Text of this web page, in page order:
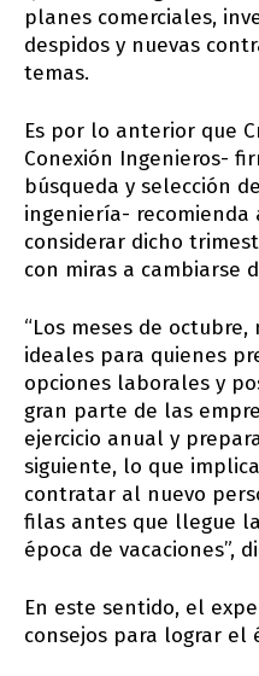
planes comerciales,
despidos y nuevas
temas.
Es por lo anterior que
Conexión Ingenieros-
búsqueda y selección
ingeniería- recomienda
considerar dicho
con miras a cambiarse
“Los meses de
ideales para quienes
opciones laborales y
gran parte de las
ejercicio anual y
siguiente, lo que
contratar al nuevo
filas antes que llegue
época de vacaciones”,
En este sentido, el
consejos para lograr el